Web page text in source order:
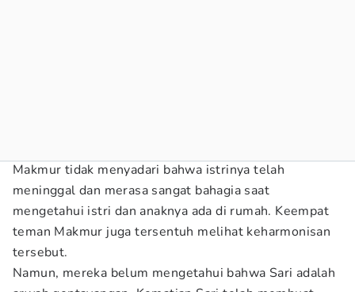
Makmur tidak menyadari bahwa istrinya telah
meninggal dan merasa sangat bahagia saat
mengetahui istri dan anaknya ada di rumah. Keempat
teman Makmur juga tersentuh melihat keharmonisan
tersebut.
Namun, mereka belum mengetahui bahwa Sari adalah